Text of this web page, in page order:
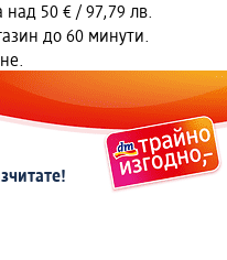
над 50 € / 97,79 лв.
до 60 минути.